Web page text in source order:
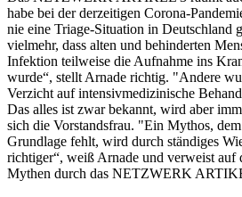
habe bei der derzeitigen Corona-
nie eine Triage-Situation in Deutschland
vielmehr, dass alten und behinderten
Infektion teilweise die Aufnahme ins
wurde“, stellt Arnade richtig. "Andere
Verzicht auf intensivmedizinische
Das alles ist zwar bekannt, wird aber
sich die Vorstandsfrau. "Ein Mythos,
Grundlage fehlt, wird durch ständiges
richtiger“, weiß Arnade und verweist auf
Mythen durch das NETZWERK